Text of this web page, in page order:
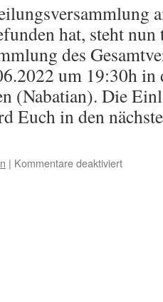
hat, steht
des
um 19:30h in
(Nabatian). Die
Euch in den
| Kommentare deaktiviertfür